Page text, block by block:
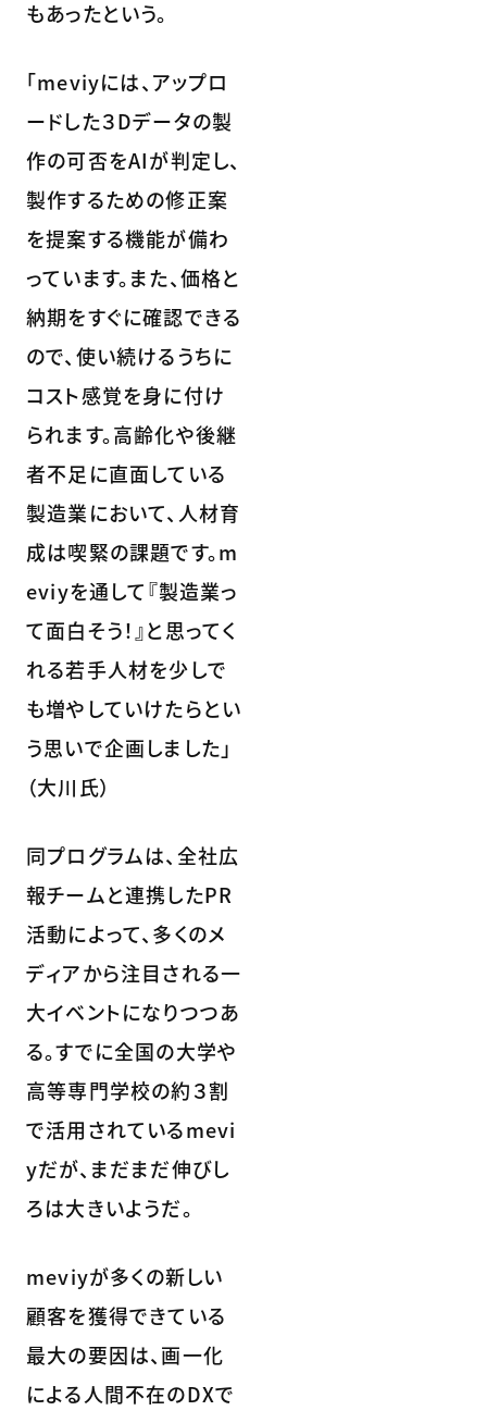
もあったという。
「meviyには、アップロ
ードした３Dデータの製
作の可否をAIが判定し、
製作するための修正案
を提案する機能が備わ
っています。また、価格と
納期をすぐに確認できる
ので、使い続けるうちに
コスト感覚を身に付け
られます。高齢化や後継
者不足に直面している
製造業において、人材育
成は喫緊の課題です。m
eviyを通して『製造業っ
て面白そう！』と思ってく
れる若手人材を少しで
も増やしていけたらとい
う思いで企画しました」
（大川氏）
同プログラムは、全社広
報チームと連携したPR
活動によって、多くのメ
ディアから注目される一
大イベントになりつつあ
る。すでに全国の大学や
高等専門学校の約３割
で活用されているmevi
yだが、まだまだ伸びし
ろは大きいようだ。
meviyが多くの新しい
顧客を獲得できている
最大の要因は、画一化
による人間不在のDXで